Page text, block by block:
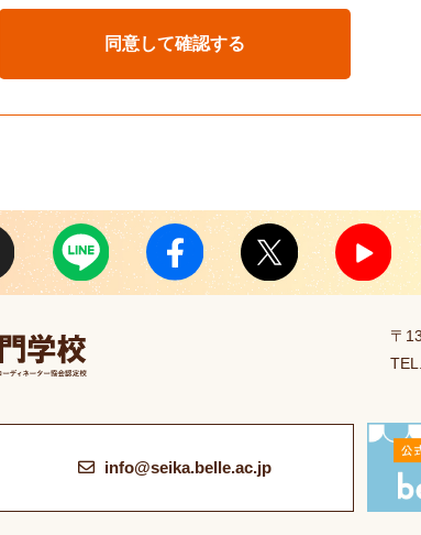
〒
info@seika.belle.ac.jp